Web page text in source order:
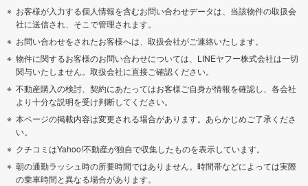
お客様が入力する個人情報を含むお問い合わせデータは、当該物件の取扱会
社に送信され、そこで管理されます。
お問い合わせをされたお客様へは、取扱会社がご連絡いたします。
物件に関するお客様のお問い合わせについては、LINEヤフー株式会社は一切
関与いたしません。取扱会社に直接ご確認ください。
不動産購入の検討、契約にあたってはお客様ご自身が情報を確認し、各会社
より十分な説明を受け判断してください。
本ページの掲載内容は変更される場合があります。あらかじめご了承くださ
い。
クチコミはYahoo!不動産が独自で収集したものを表示しています。
朝の通勤ラッシュ時の所要時間ではありません。時間帯などによっては実際
の乗車時間と異なる場合があります。